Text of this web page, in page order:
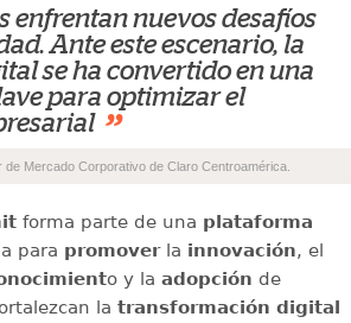
enfrentan nuevos desafíos
Ante este escenario, la
se ha convertido en una
para optimizar el
”
de Mercado Corporativo de Claro Centroamérica.
forma parte de una plataforma
para promoverla innovación, el
o y la adopción de
la transformación digital